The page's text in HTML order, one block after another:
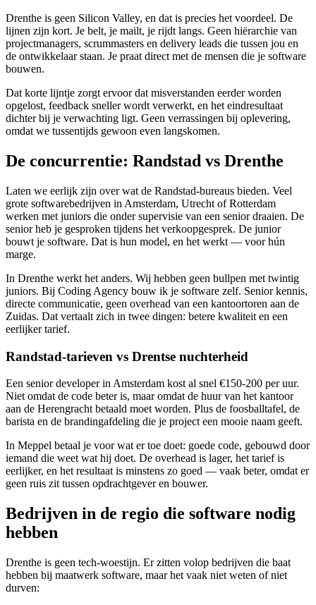
Drenthe is geen Silicon Valley, en dat is precies het voordeel. De
lijnen zijn kort. Je belt, je mailt, je rijdt langs. Geen hiërarchie van
projectmanagers, scrummasters en delivery leads die tussen jou en
de ontwikkelaar staan. Je praat direct met de mensen die je software
bouwen.
Dat korte lijntje zorgt ervoor dat misverstanden eerder worden
opgelost, feedback sneller wordt verwerkt, en het eindresultaat
dichter bij je verwachting ligt. Geen verrassingen bij oplevering,
omdat we tussentijds gewoon even langskomen.
De concurrentie: Randstad vs Drenthe
Laten we eerlijk zijn over wat de Randstad-bureaus bieden. Veel
grote softwarebedrijven in Amsterdam, Utrecht of Rotterdam
werken met juniors die onder supervisie van een senior draaien. De
senior heb je gesproken tijdens het verkoopgesprek. De junior
bouwt je software. Dat is hun model, en het werkt — voor hún
marge.
In Drenthe werkt het anders. Wij hebben geen bullpen met twintig
juniors. Bij Coding Agency bouw ik je software zelf. Senior kennis,
directe communicatie, geen overhead van een kantoortoren aan de
Zuidas. Dat vertaalt zich in twee dingen: betere kwaliteit en een
eerlijker tarief.
Randstad-tarieven vs Drentse nuchterheid
Een senior developer in Amsterdam kost al snel €150-200 per uur.
Niet omdat de code beter is, maar omdat de huur van het kantoor
aan de Herengracht betaald moet worden. Plus de foosballtafel, de
barista en de brandingafdeling die je project een mooie naam geeft.
In Meppel betaal je voor wat er toe doet: goede code, gebouwd door
iemand die weet wat hij doet. De overhead is lager, het tarief is
eerlijker, en het resultaat is minstens zo goed — vaak beter, omdat er
geen ruis zit tussen opdrachtgever en bouwer.
Bedrijven in de regio die software nodig
hebben
Drenthe is geen tech-woestijn. Er zitten volop bedrijven die baat
hebben bij maatwerk software, maar het vaak niet weten of niet
durven: